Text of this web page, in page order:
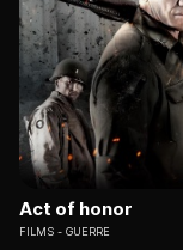
Act of honor
FILMS GUERRE